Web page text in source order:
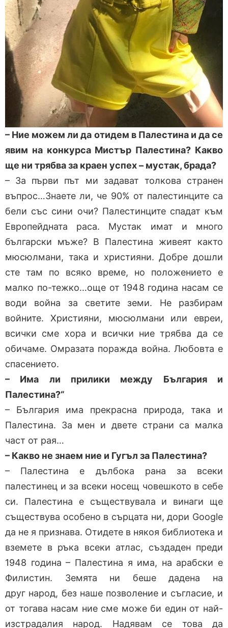
– Ние можем ли да отидем в Палестина и да се
явим на конкурса Мистър Палестина? Какво
ще ни трябва за краен успех – мустак, брада?
– За първи път ми задават толкова странен
въпрос…Знаете ли, че 90% от палестинците са
бели със сини очи? Палестинците спадат към
Европейдната раса. Мустак имат и много
български мъже? В Палестина живеят както
мюсюлмани, така и християни. Добре дошли
сте там по всяко време, но положението е
малко по-тежко…още от 1948 година насам се
води война за светите земи. Не разбирам
войните. Християни, мюсюлмани или евреи,
всички сме хора и всички ние трябва да се
обичаме. Омразата поражда война. Любовта е
спасението.
– Има ли прилики между България и
Палестина?“
– България има прекрасна природа, така и
Палестина. За мен и двете страни са малка
част от рая…
– Какво не знаем ние и Гугъл за Палестина?
– Палестина е дълбока рана за всеки
палестинец и за всеки носещ човешкото в себе
си. Палестина е съществувала и винаги ще
съществува особено в сърцата ни, дори Google
да не я признава. Отидете в някоя библиотека и
вземете в ръка всеки атлас, създаден преди
1948 година – Палестина я има, на арабски е
Филистин. Земята ни беше дадена на
друг народ, без наше позволение и съгласие, и
от тогава насам ние сме може би един от най-
изстрадалия народ. Надявам се това да